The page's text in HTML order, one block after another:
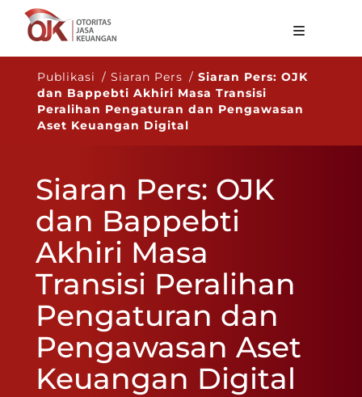
Tentang OJK
Fungsi Utama
Publikasi
Statistik
Layanan
Karir
ID
Publikasi / Siaran Pers /Siaran Pers: OJK
dan Bappebti Akhiri Masa Transisi
Peralihan Pengaturan dan Pengawasan
Aset Keuangan Digital
Siaran Pers: OJK
dan Bappebti
Akhiri Masa
Transisi Peralihan
Pengaturan dan
Pengawasan Aset
Keuangan Digital